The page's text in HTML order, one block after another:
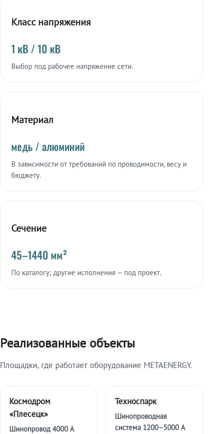
Класс напряжения
1 кВ / 10 кВ
Выбор под рабочее напряжение сети.
Материал
медь / алюминий
В зависимости от требований по проводимости, весу и
бюджету.
Сечение
45–1440 мм²
По каталогу; другие исполнения — под проект.
Реализованные объекты
Площадки, где работает оборудование METAENERGY.
Космодром
«Плесецк»
Шинопровод 4000 А
Техноспарк
Шинопроводная
система 1200–5000 А